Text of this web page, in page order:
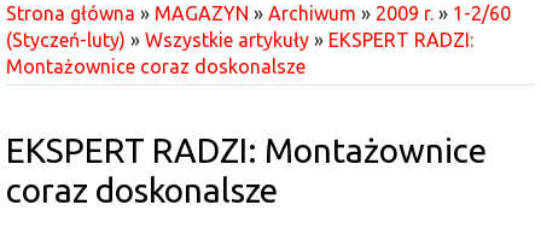
Strona główna » MAGAZYN » Archiwum » 2009 r. » 1-2/60
(Styczeń-luty) » Wszystkie artykuły » EKSPERT RADZI:
Montażownice coraz doskonalsze
EKSPERT RADZI: Montażownice
coraz doskonalsze